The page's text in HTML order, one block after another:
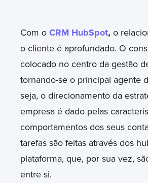
Com o CRM HubSpot, o
o cliente é aprofundado. O
colocado no centro da gestão
tornando-se o principal agente
seja, o direcionamento da
empresa é dado pelas
comportamentos dos seus
tarefas são feitas através dos
plataforma, que, por sua vez,
entre si.